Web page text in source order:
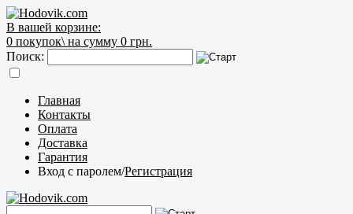
В вашей корзине:
0 покупок\ на сумму 0 грн.
Поиск:
Главная
Контакты
Оплата
Доставка
Гарантия
Вход с паролем/Регистрация